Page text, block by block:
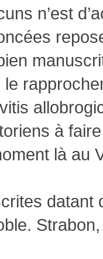
n’est
à
là au
datant